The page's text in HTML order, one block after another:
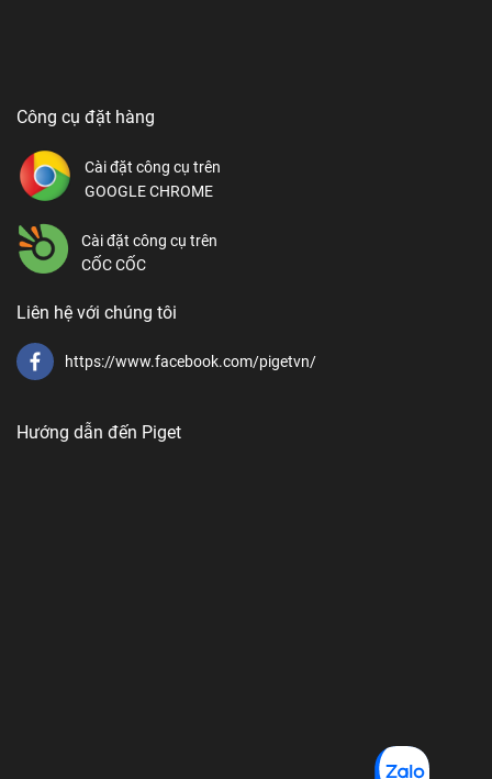
Công cụ đặt hàng
Cài đặt công cụ trên
GOOGLE CHROME
Cài đặt công cụ trên
CỐC CỐC
Liên hệ với chúng tôi
https://www.facebook.com/pigetvn/
Hướng dẫn đến Piget